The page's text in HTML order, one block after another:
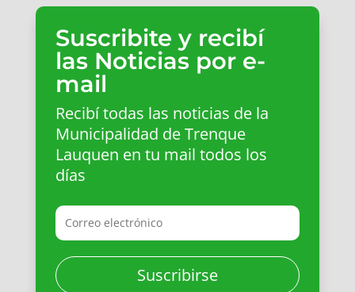
Suscribite y recibí
las Noticias por e-
mail
Recibí todas las noticias de la
Municipalidad de Trenque
Lauquen en tu mail todos los
días
Suscribirse